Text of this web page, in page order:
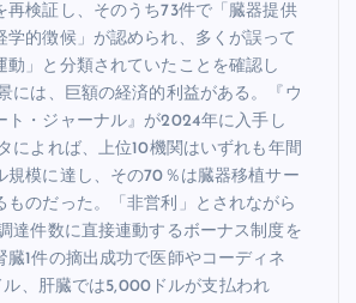
再検証し、そのうち73件で「臓器提供
学的徴候」が認められ、多くが誤って
動」と分類されていたことを確認し
には、巨額の経済的利益がある。『ウ
ト・ジャーナル』が2024年に入手し
によれば、上位10機関はいずれも年間
規模に達し、その70％は臓器移植サー
ものだった。「非営利」とされながら
達件数に直接連動するボーナス制度を
臓1件の摘出成功で医師やコーディネ
、肝臓では5,000ドルが支払われ